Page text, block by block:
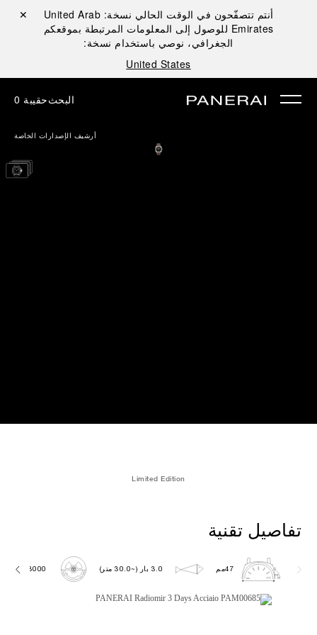
أنتم تتصفّحون في الوقت الحالي نسخة: United Arab
Emirates للوصول إلى المعلومات المرتبطة بموقعكم
الجغرافي، نوصي باستخدام نسخة:
United States
إغلاق ✕
البحثحقيبة 0
أرشيف الإصدارات الخاصة
Limited Edition
تفاصيل تقنية
47مم 3.0 بار (~30.0 متر) P3000